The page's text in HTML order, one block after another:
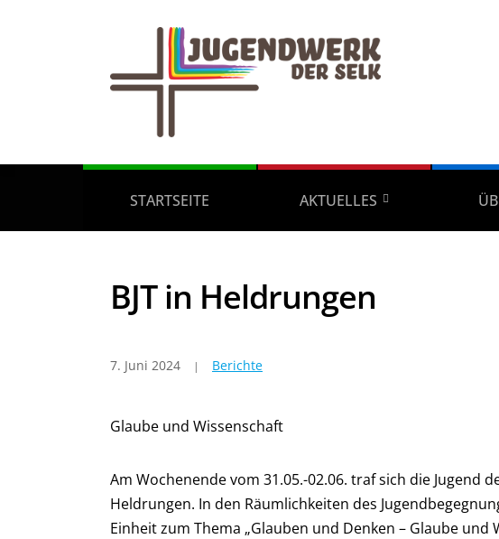
STARTSEITE AKTUELLES
BJT in Heldrungen
7. Juni 2024 Berichte
Glaube und Wissenschaft
Am Wochenende vom 31.05.-02.06. traf sich die Jugend
Heldrungen. In den Räumlichkeiten des
Einheit zum Thema „Glauben und Denken – Glaube